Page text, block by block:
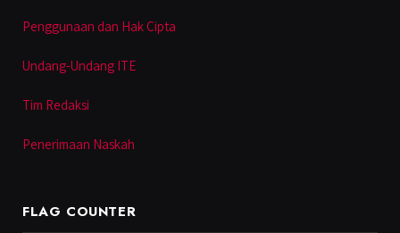
Penggunaan dan Hak Cipta
Undang-Undang ITE
Tim Redaksi
Penerimaan Naskah
FLAG COUNTER